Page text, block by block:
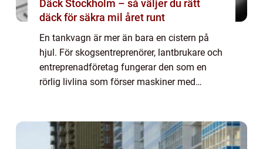
Däck Stockholm – så väljer du rätt
däck för säkra mil året runt
En tankvagn är mer än bara en cistern på
hjul. För skogsentreprenörer, lantbrukare och
entreprenadföretag fungerar den som en
rörlig livlina som förser maskiner med